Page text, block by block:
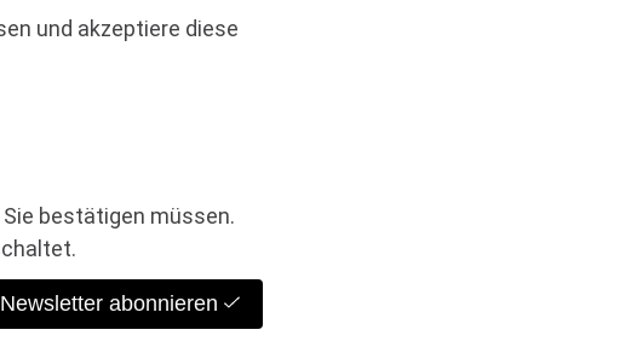
und akzeptiere diese
bestätigen müssen.
Newsletter abonnieren